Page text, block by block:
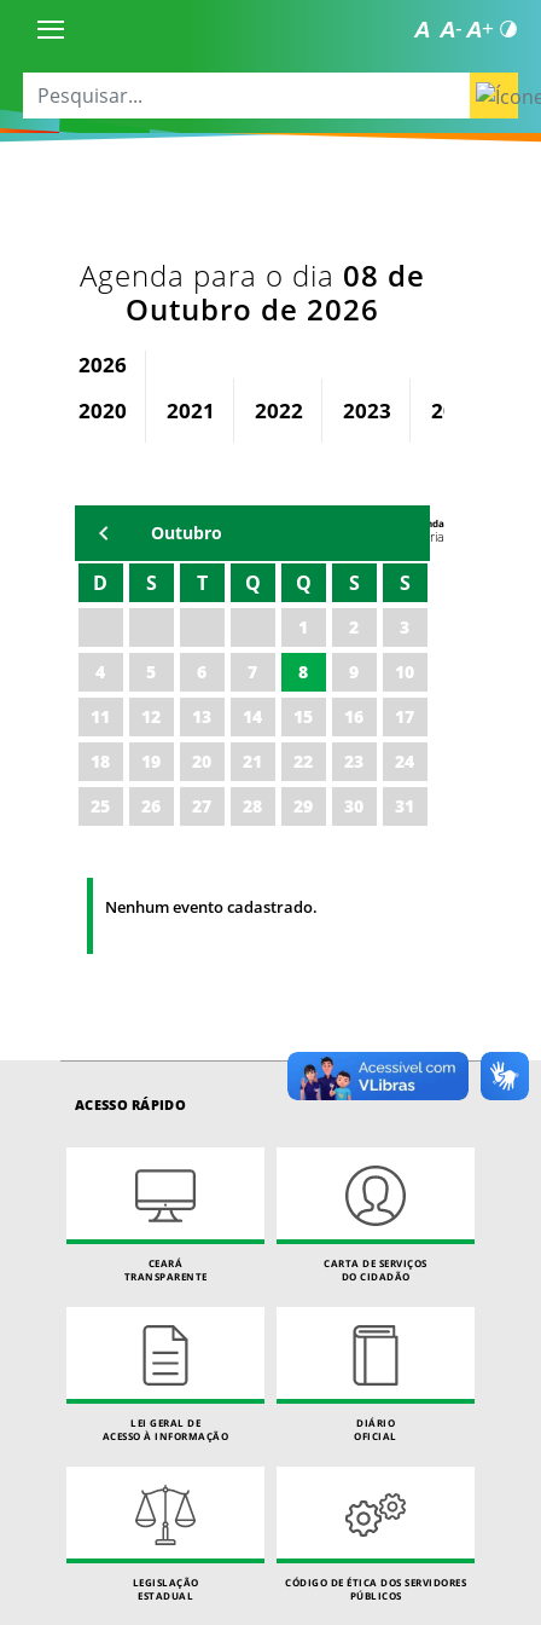
Agenda para o dia 08 de
Outubro de 2026
2026
2020
2021 2022 2023 2024
Agenda
Universitária
Outubro
D S T Q Q S S
1 2
3
4
5 6 7 8 9
10
11
12 13 14 15 16
17
18
19 20 21 22 23
24
25
26 27 28 29 30 31
Nenhum evento cadastrado.
ACESSO RÁPIDO
CEARÁ
TRANSPARENTE
CARTA DE SERVIÇOS
DO CIDADÃO
LEI GERAL DE
ACESSO À INFORMAÇÃO
DIÁRIO
OFICIAL
LEGISLAÇÃO
ESTADUAL
CÓDIGO DE ÉTICA DOS SERVIDORES
PÚBLICOS